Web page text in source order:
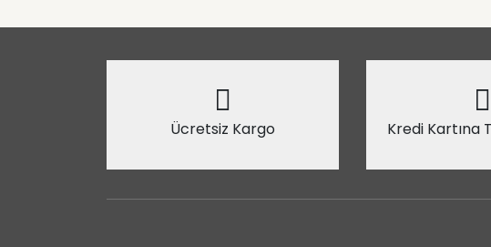
Ücretsiz Kargo Kredi Kartına